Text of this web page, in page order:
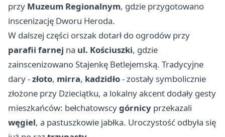
przy Muzeum Regionalnym, gdzie przygotowano
inscenizację Dworu Heroda.
W dalszej części orszak dotarł do ogrodów przy
parafii farnej na ul. Kościuszki, gdzie
zainscenizowano Stajenkę Betlejemską. Tradycyjne
dary -złoto, mirra, kadzidło- zostały symbolicznie
złożone przy Dzieciątku, a lokalny akcent dodały gesty
mieszkańców: bełchatowscygórnicy przekazali
węgiel, a pastuszkowie jabłka. Uroczystość odbyła się